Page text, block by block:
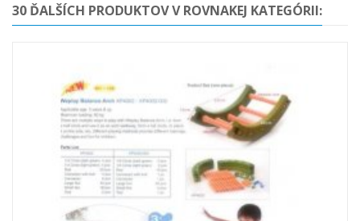
30 ĎALŠÍCH PRODUKTOV V ROVNAKEJ KATEGÓRII: